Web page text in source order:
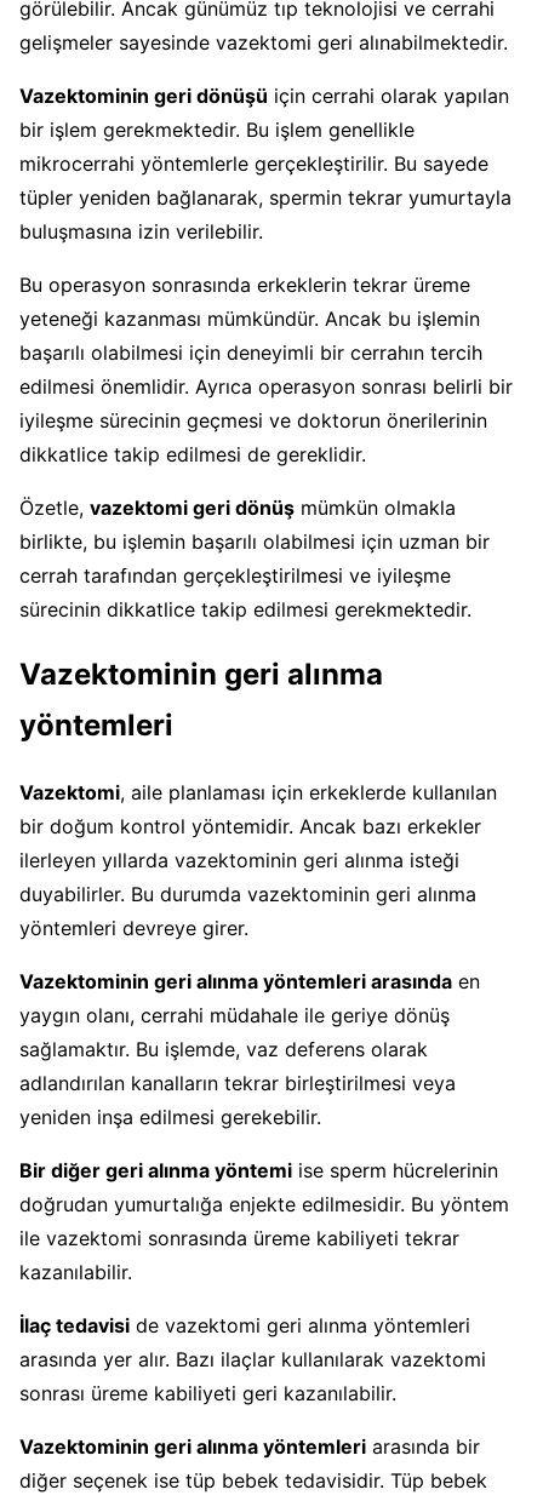
görülebilir. Ancak günümüz tıp teknolojisi ve cerrahi
gelişmeler sayesinde vazektomi geri alınabilmektedir.
Vazektominin geri dönüşü için cerrahi olarak yapılan
bir işlem gerekmektedir. Bu işlem genellikle
mikrocerrahi yöntemlerle gerçekleştirilir. Bu sayede
tüpler yeniden bağlanarak, spermin tekrar yumurtayla
buluşmasına izin verilebilir.
Bu operasyon sonrasında erkeklerin tekrar üreme
yeteneği kazanması mümkündür. Ancak bu işlemin
başarılı olabilmesi için deneyimli bir cerrahın tercih
edilmesi önemlidir. Ayrıca operasyon sonrası belirli bir
iyileşme sürecinin geçmesi ve doktorun önerilerinin
dikkatlice takip edilmesi de gereklidir.
Özetle, vazektomi geri dönüş mümkün olmakla
birlikte, bu işlemin başarılı olabilmesi için uzman bir
cerrah tarafından gerçekleştirilmesi ve iyileşme
sürecinin dikkatlice takip edilmesi gerekmektedir.
Vazektominin geri alınma
yöntemleri
Vazektomi, aile planlaması için erkeklerde kullanılan
bir doğum kontrol yöntemidir. Ancak bazı erkekler
ilerleyen yıllarda vazektominin geri alınma isteği
duyabilirler. Bu durumda vazektominin geri alınma
yöntemleri devreye girer.
Vazektominin geri alınma yöntemleri arasında en
yaygın olanı, cerrahi müdahale ile geriye dönüş
sağlamaktır. Bu işlemde, vaz deferens olarak
adlandırılan kanalların tekrar birleştirilmesi veya
yeniden inşa edilmesi gerekebilir.
Bir diğer geri alınma yöntemi ise sperm hücrelerinin
doğrudan yumurtalığa enjekte edilmesidir. Bu yöntem
ile vazektomi sonrasında üreme kabiliyeti tekrar
kazanılabilir.
İlaç tedavisi de vazektomi geri alınma yöntemleri
arasında yer alır. Bazı ilaçlar kullanılarak vazektomi
sonrası üreme kabiliyeti geri kazanılabilir.
Vazektominin geri alınma yöntemleri arasında bir
diğer seçenek ise tüp bebek tedavisidir. Tüp bebek